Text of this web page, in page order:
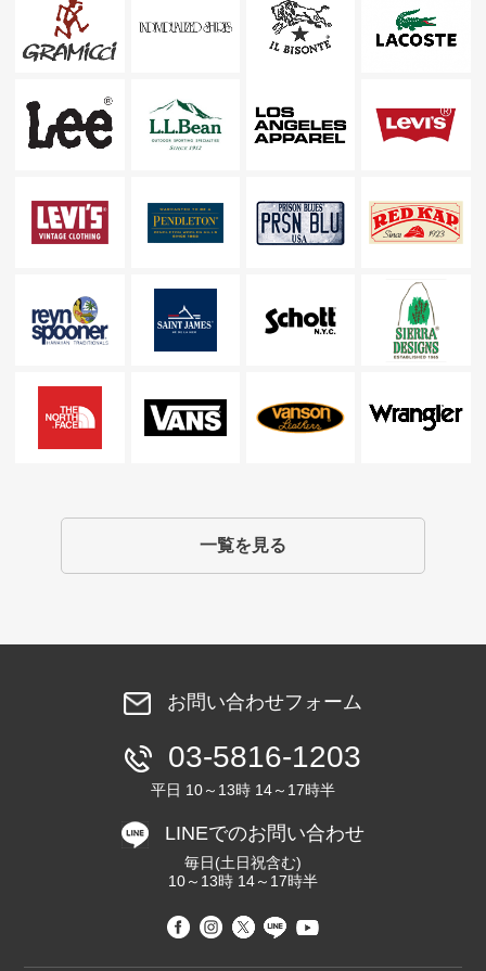
一覧を見る
お問い合わせフォーム
03-5816-1203
平日 10～13時 14～17時半
LINEでのお問い合わせ
毎日(土日祝含む)
10～13時 14～17時半